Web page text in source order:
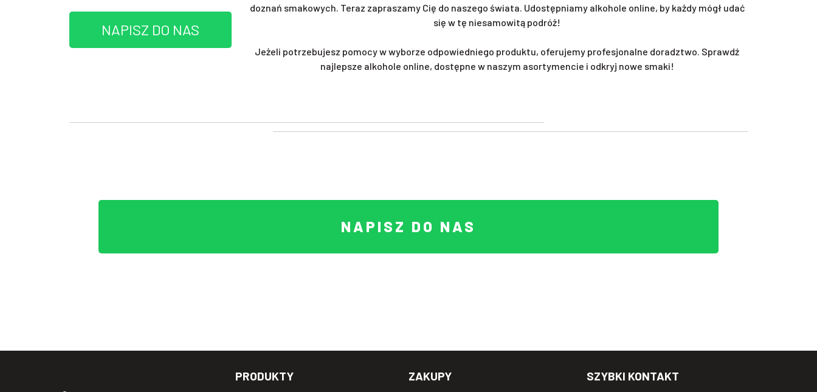
NAPISZ DO NAS
doznań smakowych. Teraz zapraszamy Cię do naszego świata. Udostępniamy alkohole online, by każdy mógł udać
się w tę niesamowitą podróż!
Jeżeli potrzebujesz pomocy w wyborze odpowiedniego produktu, oferujemy profesjonalne doradztwo. Sprawdź
najlepsze alkohole online, dostępne w naszym asortymencie i odkryj nowe smaki!
NAPISZ DO NAS
PRODUKTY ZAKUPY SZYBKI KONTAKT